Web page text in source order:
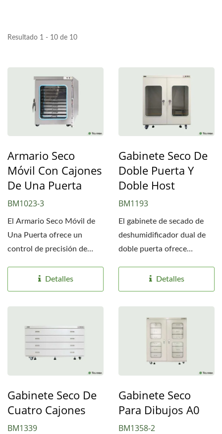
Resultado 1 - 10 de 10
Armario Seco
Móvil Con Cajones
De Una Puerta
BM1023-3
El Armario Seco Móvil de
Una Puerta ofrece un
control de precisión de
Detalles
Gabinete Seco De
Doble Puerta Y
Doble Host
BM1193
El gabinete de secado de
deshumidificador dual de
doble puerta ofrece
Detalles
Gabinete Seco De
Cuatro Cajones
BM1339
Gabinete Seco
Para Dibujos A0
BM1358-2